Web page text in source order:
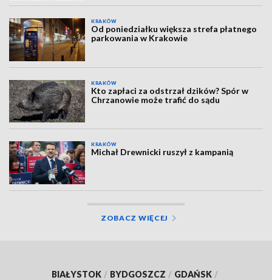
KRAKÓW
Od poniedziałku większa strefa płatnego
parkowania w Krakowie
KRAKÓW
Kto zapłaci za odstrzał dzików? Spór w
Chrzanowie może trafić do sądu
KRAKÓW
Michał Drewnicki ruszył z kampanią
ZOBACZ WIĘCEJ
BIAŁYSTOK / BYDGOSZCZ / GDAŃSK /